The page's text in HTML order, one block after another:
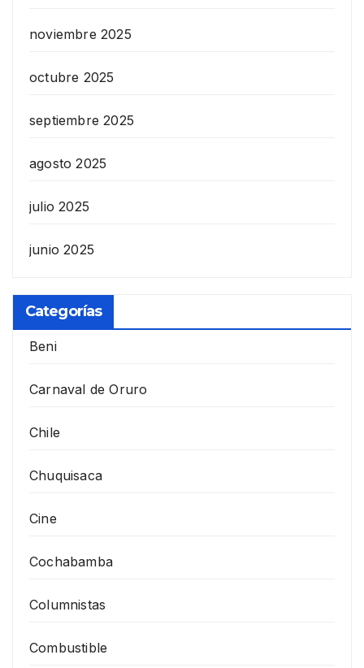
noviembre 2025
octubre 2025
septiembre 2025
agosto 2025
julio 2025
junio 2025
Categorías
Beni
Carnaval de Oruro
Chile
Chuquisaca
Cine
Cochabamba
Columnistas
Combustible